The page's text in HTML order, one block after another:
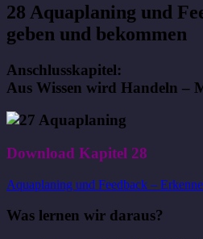
28 Aquaplaning und
geben und bekommen
Anschlusskapitel:
Aus Wissen wird Handeln –
Download Kapitel 28
Aquaplaning und Feedback –
Was lernen wir daraus?